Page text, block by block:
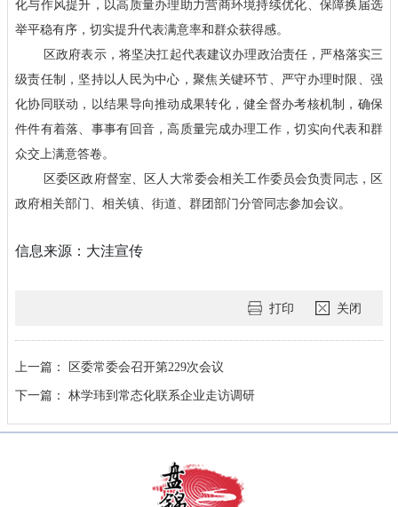
化与作风提升，以高质量办理助力营商环境持续优化、保障换届选
举平稳有序，切实提升代表满意率和群众获得感。
区政府表示，将坚决扛起代表建议办理政治责任，严格落实三
级责任制，坚持以人民为中心，聚焦关键环节、严守办理时限、强
化协同联动，以结果导向推动成果转化，健全督办考核机制，确保
件件有着落、事事有回音，高质量完成办理工作，切实向代表和群
众交上满意答卷。
区委区政府督室、区人大常委会相关工作委员会负责同志，区
政府相关部门、相关镇、街道、群团部门分管同志参加会议。
信息来源：大洼宣传
打印 关闭
上一篇：
区委常委会召开第229次会议
下一篇：
林学玮到常态化联系企业走访调研